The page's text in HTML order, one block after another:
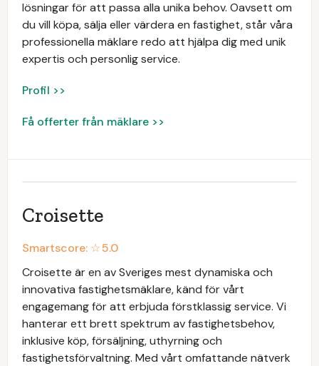
lösningar för att passa alla unika behov. Oavsett om
du vill köpa, sälja eller värdera en fastighet, står våra
professionella mäklare redo att hjälpa dig med unik
expertis och personlig service.
Profil >>
Få offerter från mäklare >>
Croisette
Smartscore: ☆5.0
Croisette är en av Sveriges mest dynamiska och
innovativa fastighetsmäklare, känd för vårt
engagemang för att erbjuda förstklassig service. Vi
hanterar ett brett spektrum av fastighetsbehov,
inklusive köp, försäljning, uthyrning och
fastighetsförvaltning. Med vårt omfattande nätverk